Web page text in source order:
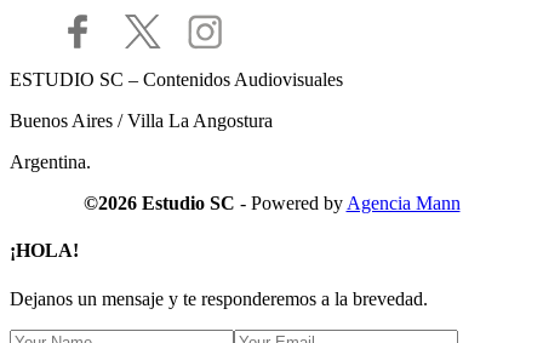
ESTUDIO SC – Contenidos Audiovisuales
Buenos Aires / Villa La Angostura
Argentina.
©2026 Estudio SC - Powered by Agencia Mann
¡HOLA!
Dejanos un mensaje y te responderemos a la brevedad.